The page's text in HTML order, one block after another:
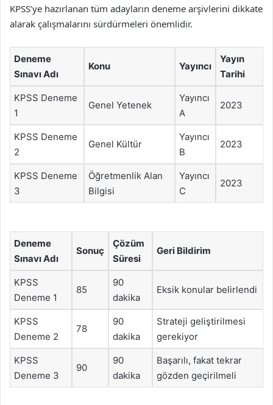
KPSS’ye hazırlanan tüm adayların deneme arşivlerini dikkate
alarak çalışmalarını sürdürmeleri önemlidir.
Deneme
Sınavı Adı
Konu Yayıncı
Yayın
Tarihi
KPSS Deneme
1
Genel Yetenek
Yayıncı
A
2023
KPSS Deneme
2
Genel Kültür
Yayıncı
B
2023
KPSS Deneme
3
Öğretmenlik Alan
Bilgisi
Yayıncı
C
2023
Deneme
Sınavı Adı
Sonuç
Çözüm
Süresi
Geri Bildirim
KPSS
Deneme 1
85
90
dakika
Eksik konular belirlendi
KPSS
Deneme 2
78
90
dakika
Strateji geliştirilmesi
gerekiyor
KPSS
Deneme 3
90
90
dakika
Başarılı, fakat tekrar
gözden geçirilmeli